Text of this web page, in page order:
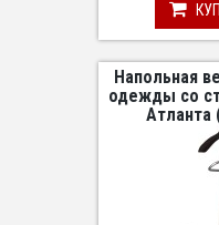
Напольная
одежды со
Атланта